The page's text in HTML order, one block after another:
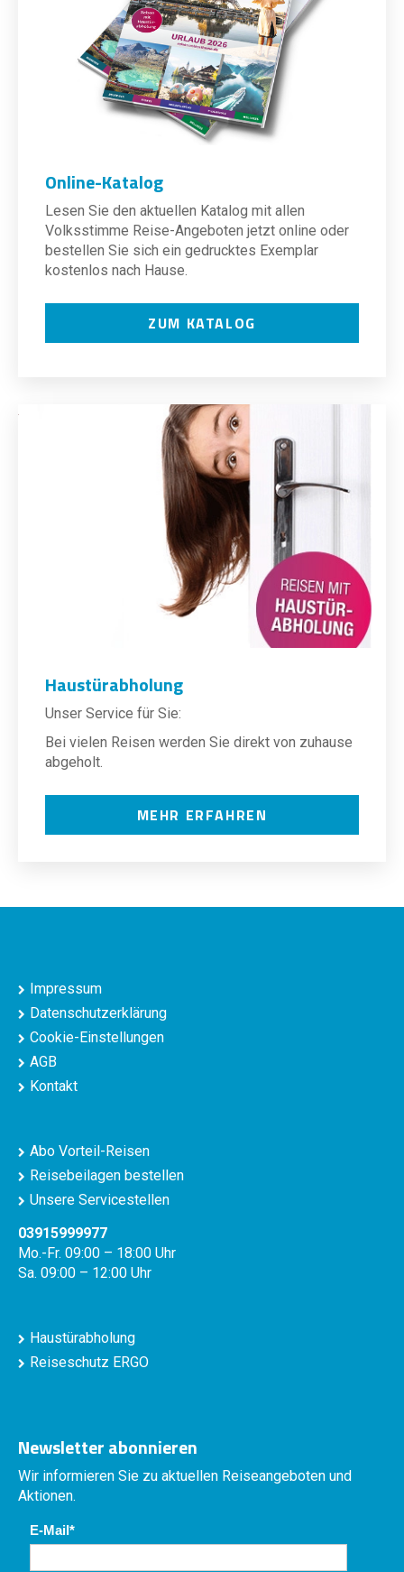
Online-Katalog
Lesen Sie den aktuellen Katalog mit allen
Volksstimme Reise-Angeboten jetzt online oder
bestellen Sie sich ein gedrucktes Exemplar
kostenlos nach Hause.
ZUM KATALOG
Haustürabholung
Unser Service für Sie:
Bei vielen Reisen werden Sie direkt von zuhause
abgeholt.
MEHR ERFAHREN
Impressum
Datenschutzerklärung
Cookie-Einstellungen
AGB
Kontakt
Abo Vorteil-Reisen
Reisebeilagen bestellen
Unsere Servicestellen
03915999977
Mo.-Fr. 09:00 – 18:00 Uhr
Sa. 09:00 – 12:00 Uhr
Haustürabholung
Reiseschutz ERGO
Newsletter abonnieren
Wir informieren Sie zu aktuellen Reiseangeboten und
Aktionen.
E-Mail